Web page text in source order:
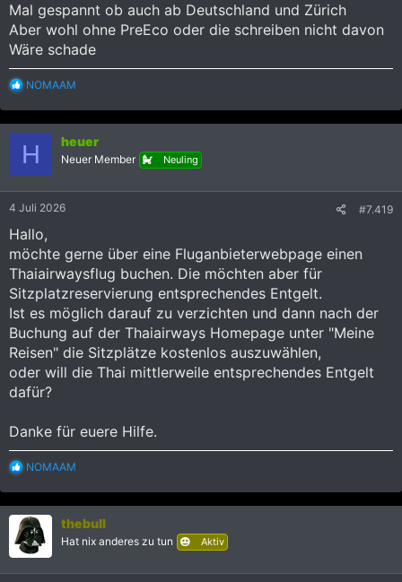
Mal gespannt ob auch ab Deutschland und Zürich
Aber wohl ohne PreEco oder die schreiben nicht davon
Wäre schade
R
a
k
i
n
NOMAAM
H heuer
Neuer Member Neuling
4 Juli 2026 #7.419
Hallo,
möchte gerne über eine Fluganbieterwebpage einen
Thaiairwaysflug buchen. Die möchten aber für
Sitzplatzreservierung entsprechendes Entgelt.
Ist es möglich darauf zu verzichten und dann nach der
Buchung auf der Thaiairways Homepage unter "Meine
Reisen" die Sitzplätze kostenlos auszuwählen,
oder will die Thai mittlerweile entsprechendes Entgelt
dafür?
Danke für euere Hilfe.
R
a
k
t
i
o
NOMAAM
thebull
Hat nix anderes zu tun Aktiv